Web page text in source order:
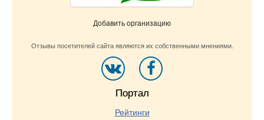
Добавить организацию
Отзывы посетителей сайта являются их собственными мнениями.
Портал
Рейтинги